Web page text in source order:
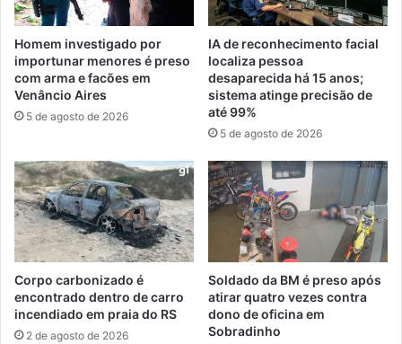
Homem investigado por
importunar menores é preso
com arma e facões em
Venâncio Aires
5 de agosto de 2026
IA de reconhecimento facial
localiza pessoa
desaparecida há 15 anos;
sistema atinge precisão de
até 99%
5 de agosto de 2026
Corpo carbonizado é
encontrado dentro de carro
incendiado em praia do RS
2 de agosto de 2026
Soldado da BM é preso após
atirar quatro vezes contra
dono de oficina em
Sobradinho